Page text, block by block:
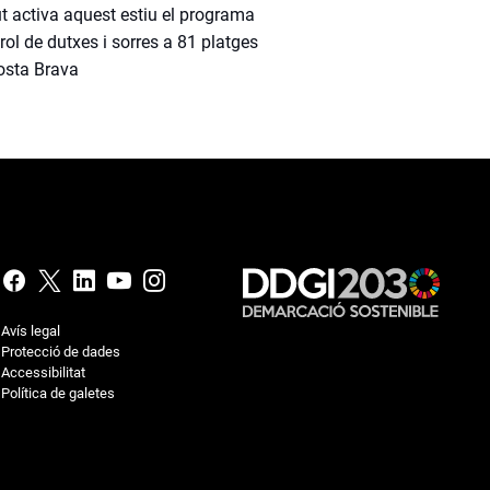
activa aquest estiu el programa
de dutxes i sorres a 81 platges
Brava
Avís legal
Protecció de dades
Accessibilitat
Política de galetes